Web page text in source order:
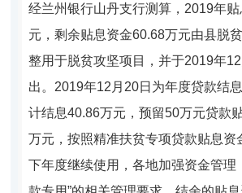
经兰州银行山丹支行测算，2019年
元，剩余贴息资金60.68万元由县脱
整用于脱贫攻坚项目，并于2019年
出。2019年12月20日为年度贷款结
计结息40.86万元，预留50万元贷款
万元，按照精准扶贫专项贷款贴息资
下年度继续使用，各地加强资金管理